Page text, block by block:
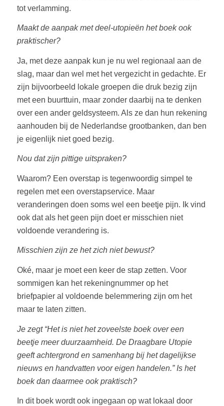
tot verlamming.
Maakt de aanpak met deel-utopieën het boek ook
praktischer?
Ja, met deze aanpak kun je nu wel regionaal aan de
slag, maar dan wel met het vergezicht in gedachte. Er
zijn bijvoorbeeld lokale groepen die druk bezig zijn
met een buurttuin, maar zonder daarbij na te denken
over een ander geldsysteem. Als ze dan hun rekening
aanhouden bij de Nederlandse grootbanken, dan ben
je eigenlijk niet goed bezig.
Nou dat zijn pittige uitspraken?
Waarom? Een overstap is tegenwoordig simpel te
regelen met een overstapservice. Maar
veranderingen doen soms wel een beetje pijn. Ik vind
ook dat als het geen pijn doet er misschien niet
voldoende verandering is.
Misschien zijn ze het zich niet bewust?
Oké, maar je moet een keer de stap zetten. Voor
sommigen kan het rekeningnummer op het
briefpapier al voldoende belemmering zijn om het
maar te laten zitten.
Je zegt “Het is niet het zoveelste boek over een
beetje meer duurzaamheid. De Draagbare Utopie
geeft achtergrond en samenhang bij het dagelijkse
nieuws en handvatten voor eigen handelen.” Is het
boek dan daarmee ook praktisch?
In dit boek wordt ook ingegaan op wat lokaal door